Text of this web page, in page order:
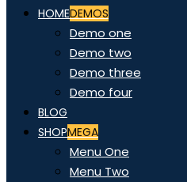
HOMEDEMOS
Demo one
Demo two
Demo three
Demo four
BLOG
SHOPMEGA
Menu One
Menu Two